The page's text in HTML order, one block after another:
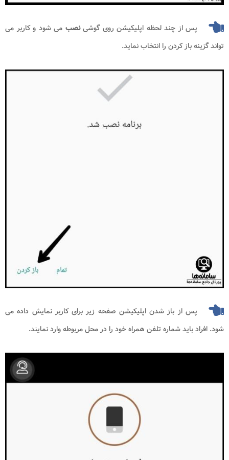
پس از چند لحظه اپلیکیشن روی گوشینصب می شود و کاربر می
تواند گزینه باز کردن را انتخاب نماید.
پس از باز شدن اپلیکیشن صفحه زیر برای کاربر نمایش داده می
شود‌. افراد باید شماره تلفن همراه خود را در محل مربوطه وارد نمایند.